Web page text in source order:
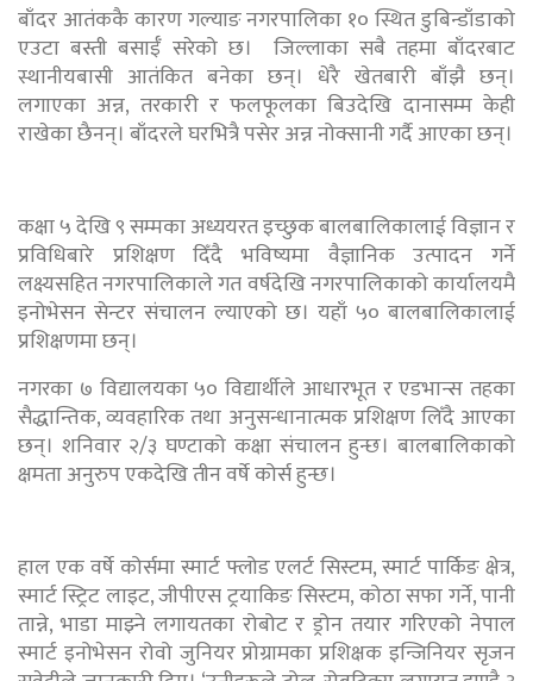
बाँदर आतंककै कारण गल्याङ नगरपालिका १० स्थित डुबिन्डाँडाको
एउटा बस्ती बसाईँ सरेको छ। जिल्लाका सबै तहमा बाँदरबाट
स्थानीयबासी आतंकित बनेका छन्। धेरै खेतबारी बाँझै छन्।
लगाएका अन्न, तरकारी र फलफूलका बिउदेखि दानासम्म केही
राखेका छैनन्। बाँदरले घरभित्रै पसेर अन्न नोक्सानी गर्दै आएका छन्।
कक्षा ५ देखि ९ सम्मका अध्ययरत इच्छुक बालबालिकालाई विज्ञान र
प्रविधिबारे प्रशिक्षण दिँदै भविष्यमा वैज्ञानिक उत्पादन गर्ने
लक्ष्यसहित नगरपालिकाले गत वर्षदेखि नगरपालिकाको कार्यालयमै
इनोभेसन सेन्टर संचालन ल्याएको छ। यहाँ ५० बालबालिकालाई
प्रशिक्षणमा छन्।
नगरका ७ विद्यालयका ५० विद्यार्थीले आधारभूत र एडभान्स तहका
सैद्धान्तिक, व्यवहारिक तथा अनुसन्धानात्मक प्रशिक्षण लिँदै आएका
छन्। शनिवार २/३ घण्टाको कक्षा संचालन हुन्छ। बालबालिकाको
क्षमता अनुरुप एकदेखि तीन वर्षे कोर्स हुन्छ।
हाल एक वर्षे कोर्समा स्मार्ट फ्लोड एलर्ट सिस्टम, स्मार्ट पार्किङ क्षेत्र,
स्मार्ट स्ट्रिट लाइट, जीपीएस ट्रयाकिङ सिस्टम, कोठा सफा गर्ने, पानी
तान्ने, भाडा माझ्ने लगायतका रोबोट र ड्रोन तयार गरिएको नेपाल
स्मार्ट इनोभेसन रोवो जुनियर प्रोग्रामका प्रशिक्षक इन्जिनियर सृजन